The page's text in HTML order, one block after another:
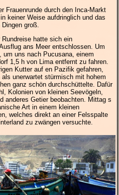
Frauenrunde durch den Inca-Markt
keiner Weise aufdringlich und das
groß.
hatte sich ein
ans Meer entschlossen. Um
um uns nach Pucusana, einem
1,5 h von Lima entfernt zu fahren.
Kutter auf en Pazifik gefahren,
unerwartet stürmisch mit hohem
ganz schön durchschüttelte. Dafür
Kolonien von kleinen Seevögeln,
anderes Getier beobachten. Mittag s
Art in einem kleinen
welches direkt an einer Felsspalte
zu zwängen versuchte.